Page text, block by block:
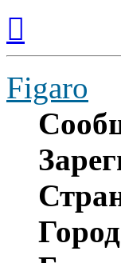
началу
Figaro